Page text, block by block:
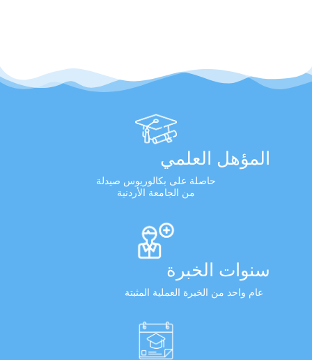
المؤهل العلمي
حاصلة على بكالوريوس صيدلة
من الجامعة الأردنية
سنوات الخبرة
عام واحد من الخبرة العملية المثبتة